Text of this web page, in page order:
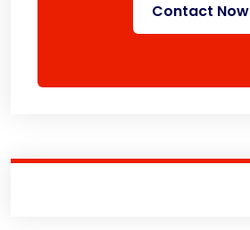
Contact Now